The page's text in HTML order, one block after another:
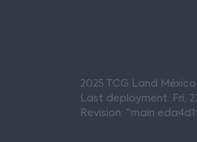
2025 TCG Land
Last deployment: Fri,
Revision: "main